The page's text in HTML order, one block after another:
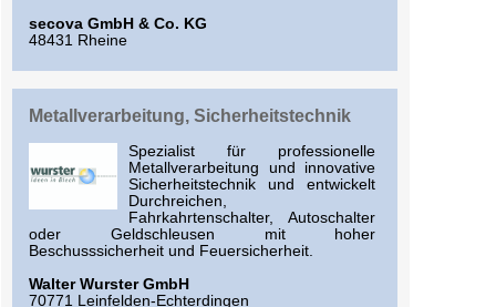
secova GmbH & Co. KG
48431 Rheine
Metallverarbeitung, Sicherheitstechnik
Spezialist für professionelle
Metallverarbeitung und innovative
Sicherheitstechnik und entwickelt
Durchreichen,
Fahrkahrtenschalter, Autoschalter
oder Geldschleusen mit hoher
Beschusssicherheit und Feuersicherheit.
Walter Wurster GmbH
70771 Leinfelden-Echterdingen